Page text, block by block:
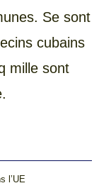
Se sont
cubains
mille sont
l’UE